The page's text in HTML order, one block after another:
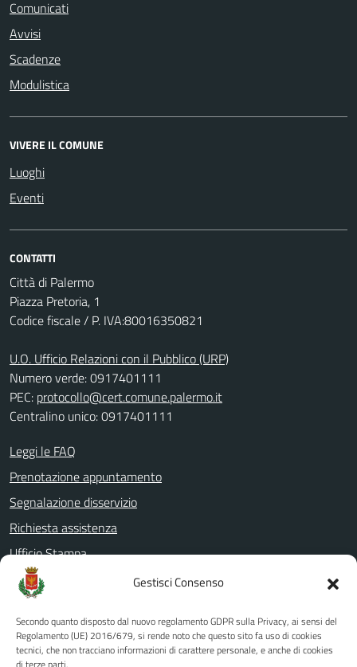
Gestisci Consenso
Secondo quanto disposto dal nuovo regolamento GDPR sulla Privacy, ai sensi del
Regolamento (UE) 2016/679, si rende noto che questo sito fa uso di cookies
tecnici, che non tracciano informazioni di carattere personale, e anche di cookies
Comunicati
Avvisi
Scadenze
Modulistica
VIVERE IL COMUNE
Luoghi
Eventi
CONTATTI
Città di Palermo
Piazza Pretoria, 1
Codice fiscale / P. IVA:80016350821
U.O. Ufficio Relazioni con il Pubblico (URP)
Numero verde: 0917401111
PEC: protocollo@cert.comune.palermo.it
Centralino unico: 0917401111
Leggi le FAQ
Prenotazione appuntamento
Segnalazione disservizio
Richiesta assistenza
Ufficio Stampa
Amministrazione Trasparente
Albo pretorio
Informativa privacy
Note legali